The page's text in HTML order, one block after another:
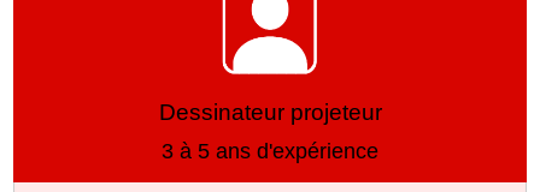
Dessinateur projeteur
3 à 5 ans d'expérience